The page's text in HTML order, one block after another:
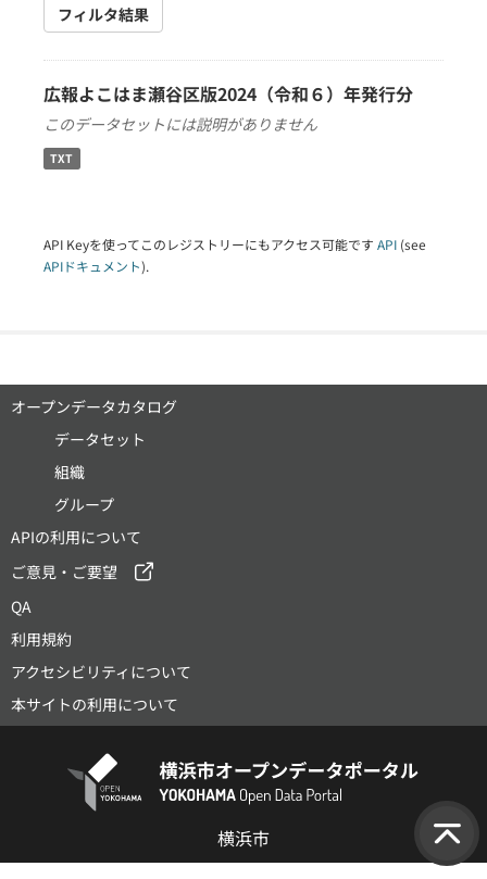
フィルタ結果
広報よこはま瀬谷区版2024（令和６）年発行分
このデータセットには説明がありません
TXT
API Keyを使ってこのレジストリーにもアクセス可能です API (see
APIドキュメント).
オープンデータカタログ
データセット
組織
グループ
APIの利用について
ご意見・ご要望
QA
利用規約
アクセシビリティについて
本サイトの利用について
横浜市